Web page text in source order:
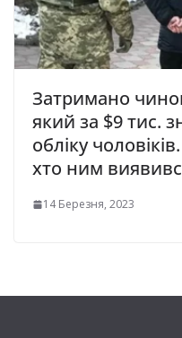
Затримано
який за $9 тис.
обліку
хто ним
14 Березня, 2023